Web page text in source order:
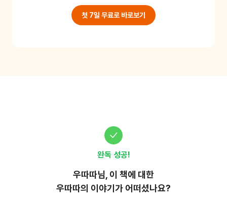
거움을 경험할 수 있어요. 또한 몸을 이리저리 움직이며
신체 능력을 증진해줘요. 준비물: 각 놀이에 해당하는 준
첫 7일 무료로 바로보기
완독 성공!
우따따님, 이 책에 대한
우따따의 이야기가 어떠셨나요?